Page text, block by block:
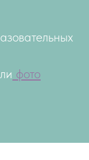
фото